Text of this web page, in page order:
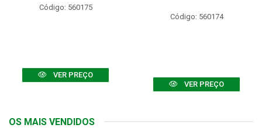
Código: 560175
VER PREÇO
Código: 560174
VER PREÇO
OS MAIS VENDIDOS